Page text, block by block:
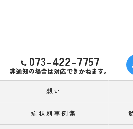
073-422-7757
非通知の場合は対応できかねます。
想い
症状別事例集